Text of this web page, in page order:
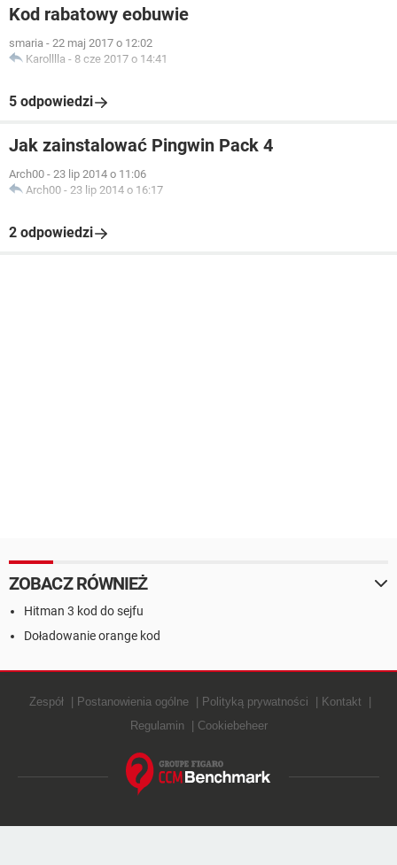
Kod rabatowy eobuwie
smaria - 22 maj 2017 o 12:02
Karolllla - 8 cze 2017 o 14:41
5 odpowiedzi
Jak zainstalować Pingwin Pack 4
Arch00 - 23 lip 2014 o 11:06
Arch00 - 23 lip 2014 o 16:17
2 odpowiedzi
ZOBACZ RÓWNIEŻ
Hitman 3 kod do sejfu
Doładowanie orange kod
Zespół Postanowienia ogólne Polityką prywatności
Kontakt
Regulamin
Cookiebeheer